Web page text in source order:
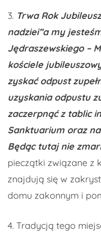
3. Trwa Rok
nadziei”a my
Jędraszewskiego –
kościele
zyskać odpust
uzyskania odpustu
zaczerpnąć z tablic
Sanktuarium oraz
Będąc tutaj nie
pieczątki związane z
znajdują się w
domu zakonnym i
4. Tradycją tego